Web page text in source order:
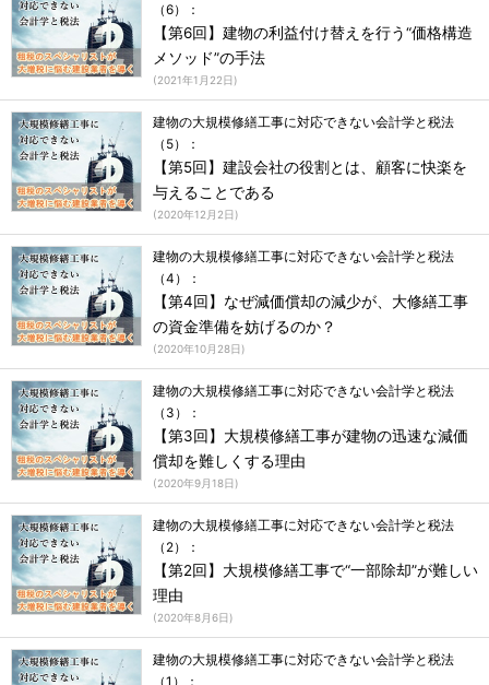
（6）：
【第6回】建物の利益付け替えを行う“価格構造
メソッド”の手法
(2021年1月22日)
建物の大規模修繕工事に対応できない会計学と税法
（5）：
【第5回】建設会社の役割とは、顧客に快楽を
与えることである
(2020年12月2日)
建物の大規模修繕工事に対応できない会計学と税法
（4）：
【第4回】なぜ減価償却の減少が、大修繕工事
の資金準備を妨げるのか？
(2020年10月28日)
建物の大規模修繕工事に対応できない会計学と税法
（3）：
【第3回】大規模修繕工事が建物の迅速な減価
償却を難しくする理由
(2020年9月18日)
建物の大規模修繕工事に対応できない会計学と税法
（2）：
【第2回】大規模修繕工事で“一部除却”が難しい
理由
(2020年8月6日)
建物の大規模修繕工事に対応できない会計学と税法
（1）：